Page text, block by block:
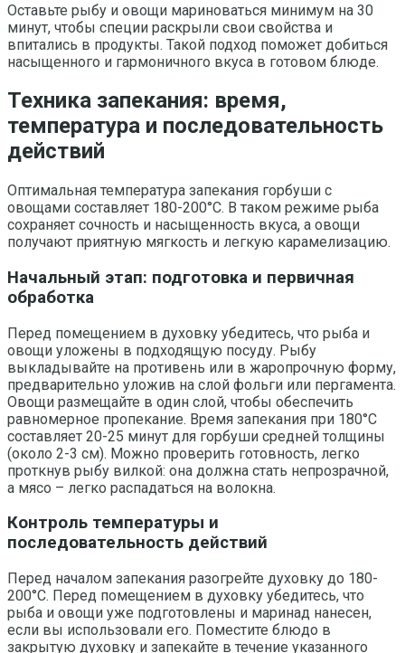
Оставьте рыбу и овощи мариноваться минимум на 30
минут, чтобы специи раскрыли свои свойства и
впитались в продукты. Такой подход поможет добиться
насыщенного и гармоничного вкуса в готовом блюде.
Техника запекания: время,
температура и последовательность
действий
Оптимальная температура запекания горбуши с
овощами составляет 180-200°C. В таком режиме рыба
сохраняет сочность и насыщенность вкуса, а овощи
получают приятную мягкость и легкую карамелизацию.
Начальный этап: подготовка и первичная
обработка
Перед помещением в духовку убедитесь, что рыба и
овощи уложены в подходящую посуду. Рыбу
выкладывайте на противень или в жаропрочную форму,
предварительно уложив на слой фольги или пергамента.
Овощи размещайте в один слой, чтобы обеспечить
равномерное пропекание. Время запекания при 180°C
составляет 20-25 минут для горбуши средней толщины
(около 2-3 см). Можно проверить готовность, легко
проткнув рыбу вилкой: она должна стать непрозрачной,
а мясо – легко распадаться на волокна.
Контроль температуры и
последовательность действий
Перед началом запекания разогрейте духовку до 180-
200°C. Перед помещением в духовку убедитесь, что
рыба и овощи уже подготовлены и маринад нанесен,
если вы использовали его. Поместите блюдо в
закрытую духовку и запекайте в течение указанного